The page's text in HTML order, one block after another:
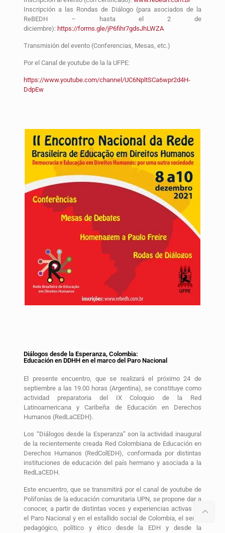
Inscripción a las Rondas de Diálogo (para asociados de la
ReBEDH – hasta el 2 de
diciembre): https://forms.gle/jP6fihr7gdsJhLWZA
Transmisión del evento (Conferencias, Mesas, etc.)
Por el Canal de youtube de la la UFPE:
https://www.youtube.com/channel/UC6NpltSCa6wpr2d4H-
DdpEw
Diálogos desde la Esperanza, Colombia:
Educación en DDHH en el marco del Paro Nacional
El presente encuentro, que se realizará el próximo 24 de
septiembre a las 19.00 horas (Argentina), se constituye como
actividad preparatoria del IX Coloquio de la Red
Latinoamericana y Caribeña de Educación en Derechos
Humanos (RedLaCEDH).
Los “Diálogos desde la Esperanza” son la actividad inaugural
de la recientemente creada Red Colombiana de Educación en
Derechos Humanos (RedColEDH), conformada por distintas
instituciones de educación del país hermano y asociada a la
RedLaCEDH.
Este encuentro, que se transmitirá por el canal de youtube de
Polifonías de la educación comunitaria UPN, se propone dar a
conocer, a partir de distintas voces y experiencias activas en
el Paro Nacional y en el estallido social de Colombia, el sentir
pedagógico, político y ético desde la EDH y desde la